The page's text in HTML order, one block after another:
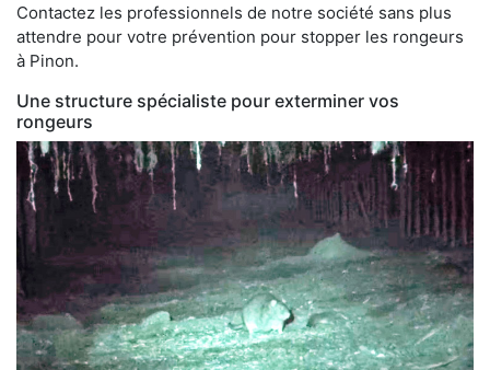
Contactez les professionnels de notre société sans plus
attendre pour votre prévention pour stopper les rongeurs
à Pinon.
Une structure spécialiste pour exterminer vos
rongeurs